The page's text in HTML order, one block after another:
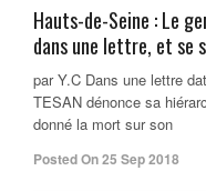
Hauts-de-Seine : Le
dans une lettre, et se
par Y.C Dans une lettre
TESAN dénonce sa
donné la mort sur son
Posted On 25 Sep 2018